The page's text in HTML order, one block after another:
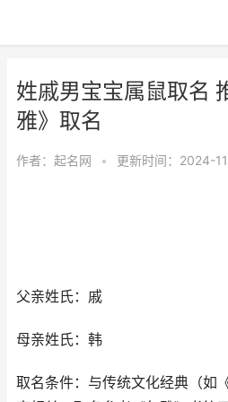
姓戚男宝宝属鼠取名
雅》取名
作者： 起名网 • 更新时间：2024-
父亲姓氏：戚
母亲姓氏：韩
取名条件：与传统文化经典（如